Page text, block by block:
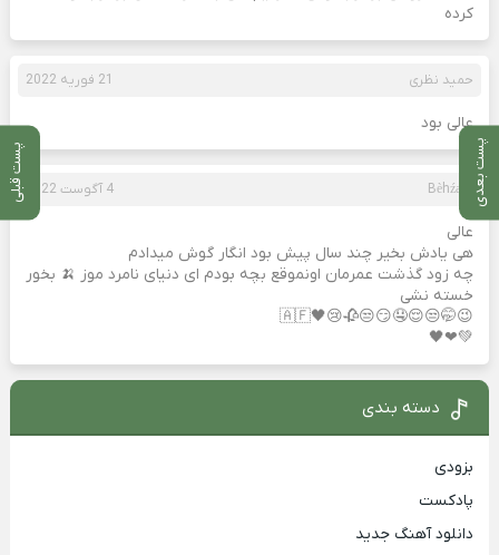
پست بعدی پست قبلی
کرده
حمید نظری 21 فوریه 2022
عالی بود
Bèhźæď 4 آگوست 2022
عالی
هی یادش بخیر چند سال پیش بود انگار گوش میدادم
چه زود گذشت عمرمان اونموقع بچه بودم ای دنیای نامرد موز 🍌 بخور
خسته نشی
😉🤭😒😌🤤😏😒🥀😢🖤🇦🇫
💚❤🖤
دسته بندی
بزودی
پادکست
دانلود آهنگ جدید